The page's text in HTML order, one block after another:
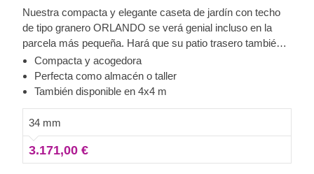
Nuestra compacta y elegante caseta de jardín con techo
de tipo granero ORLANDO se verá genial incluso en la
parcela más pequeña. Hará que su patio trasero también
se vea muy diferente. Esta elegante caseta es ideal como
cómodo taller, como un espacio donde poder relajarse y
descansar tras un largo día de actividades de jardinería, o
sus pertenencias de forma segura.
Compacta y acogedora
Perfecta como almacén o taller
También disponible en 4x4 m
34 mm
3.171,00 €